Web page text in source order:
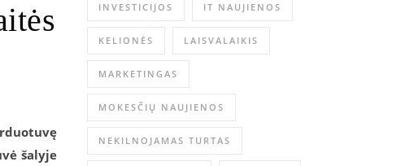
šalyje
INVESTICIJOS IT NAUJIENOS
KELIONĖS LAISVALAIKIS
MARKETINGAS
MOKESČIŲ NAUJIENOS
NEKILNOJAMAS TURTAS